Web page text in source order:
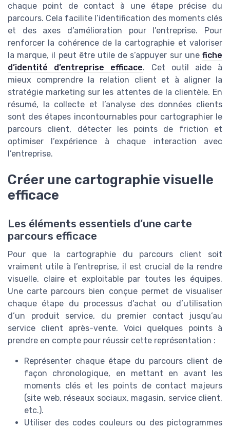
chaque point de contact à une étape précise du
parcours. Cela facilite l’identification des moments clés
et des axes d’amélioration pour l’entreprise. Pour
renforcer la cohérence de la cartographie et valoriser
la marque, il peut être utile de s’appuyer sur une fiche
d’identité d’entreprise efficace. Cet outil aide à
mieux comprendre la relation client et à aligner la
stratégie marketing sur les attentes de la clientèle. En
résumé, la collecte et l’analyse des données clients
sont des étapes incontournables pour cartographier le
parcours client, détecter les points de friction et
optimiser l’expérience à chaque interaction avec
l’entreprise.
Créer une cartographie visuelle
efficace
Les éléments essentiels d’une carte
parcours efficace
Pour que la cartographie du parcours client soit
vraiment utile à l’entreprise, il est crucial de la rendre
visuelle, claire et exploitable par toutes les équipes.
Une carte parcours bien conçue permet de visualiser
chaque étape du processus d’achat ou d’utilisation
d’un produit service, du premier contact jusqu’au
service client après-vente. Voici quelques points à
prendre en compte pour réussir cette représentation :
Représenter chaque étape du parcours client de
façon chronologique, en mettant en avant les
moments clés et les points de contact majeurs
(site web, réseaux sociaux, magasin, service client,
etc.).
Utiliser des codes couleurs ou des pictogrammes